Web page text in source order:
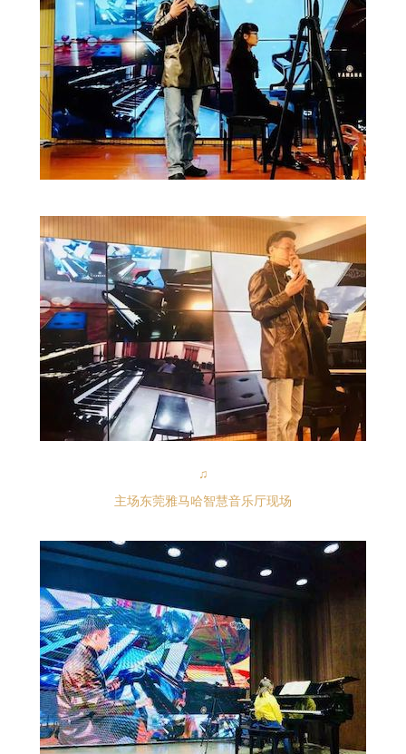
♫
主场东莞雅马哈智慧音乐厅现场